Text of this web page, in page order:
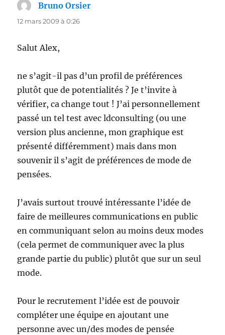
Bruno Orsier
12 mars 2009 à 0:26
Salut Alex,
ne s’agit-il pas d’un profil de préférences
plutôt que de potentialités ? Je t’invite à
vérifier, ca change tout ! J’ai personnellement
passé un tel test avec ldconsulting (ou une
version plus ancienne, mon graphique est
présenté différemment) mais dans mon
souvenir il s’agit de préférences de mode de
pensées.
J’avais surtout trouvé intéressante l’idée de
faire de meilleures communications en public
en communiquant selon au moins deux modes
(cela permet de communiquer avec la plus
grande partie du public) plutôt que sur un seul
mode.
Pour le recrutement l’idée est de pouvoir
compléter une équipe en ajoutant une
personne avec un/des modes de pensée